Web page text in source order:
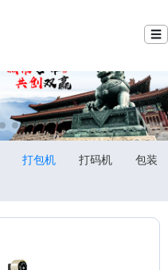
☰
打包机 打码机
包装